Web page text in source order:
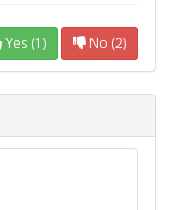
Yes (1) No (2)